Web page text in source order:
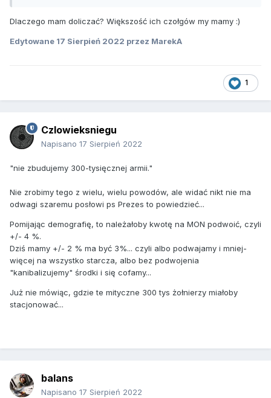
Dlaczego mam doliczać? Większość ich czołgów my mamy :)
Edytowane 17 Sierpień 2022 przez MarekA
1
Czlowieksniegu
Napisano 17 Sierpień 2022
"nie zbudujemy 300-tysięcznej armii."
Nie zrobimy tego z wielu, wielu powodów, ale widać nikt nie ma
odwagi szaremu posłowi ps Prezes to powiedzieć...
Pomijając demografię, to należałoby kwotę na MON podwoić, czyli
+/- 4 %.
Dziś mamy +/- 2 % ma być 3%... czyli albo podwajamy i mniej-
więcej na wszystko starcza, albo bez podwojenia
"kanibalizujemy" środki i się cofamy...
Już nie mówiąc, gdzie te mityczne 300 tys żołnierzy miałoby
stacjonować...
balans
Napisano 17 Sierpień 2022